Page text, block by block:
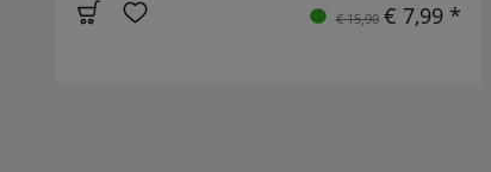
€ 15,90 € 7,99 *